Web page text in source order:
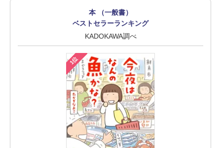
本 （一般書）
ベストセラーランキング
KADOKAWA調べ
1位